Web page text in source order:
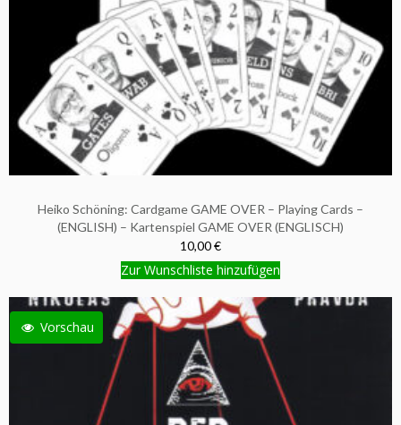
Heiko Schöning: Cardgame GAME OVER – Playing Cards –
(ENGLISH) – Kartenspiel GAME OVER (ENGLISCH)
10,00 €
Zur Wunschliste hinzufügen
Vorschau